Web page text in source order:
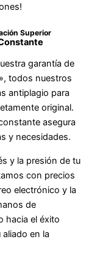
Superior
garantía de
todos nuestros
antiplagio para
original.
asegura
y necesidades.
y la presión de tu
con precios
electrónico y la
de
hacia el éxito
en la